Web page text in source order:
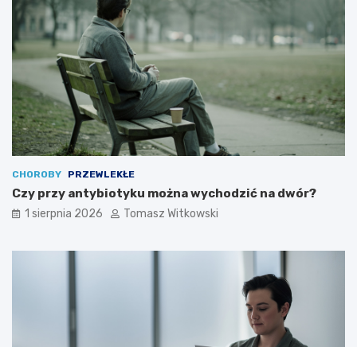
CHOROBY PRZEWLEKŁE
Czy przy antybiotyku można wychodzić na dwór?
1 sierpnia 2026 Tomasz Witkowski